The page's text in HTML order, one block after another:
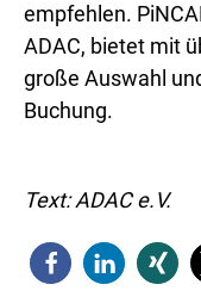
empfehlen.
ADAC, bietet mit
große Auswahl
Buchung.
Text: ADAC e.V.